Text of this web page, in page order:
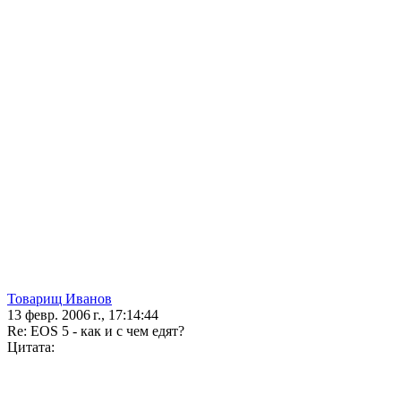
Товарищ Иванов
13 февр. 2006 г., 17:14:44
Re: EOS 5 - как и с чем едят?
Цитата: